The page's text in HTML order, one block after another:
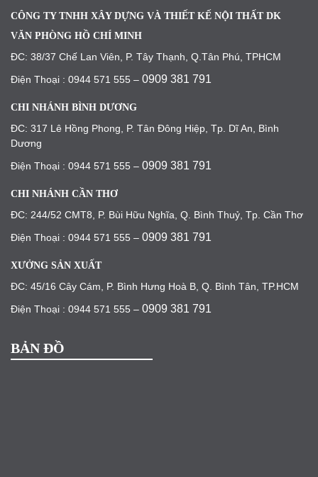
CÔNG TY TNHH XÂY DỰNG VÀ THIẾT KẾ NỘI THẤT DK
VĂN PHÒNG HỒ CHÍ MINH
ĐC: 38/37 Chế Lan Viên, P. Tây Thạnh, Q.Tân Phú, TPHCM
Điện Thoại : 0944 571 555 – 0909 381 791
CHI NHÁNH BÌNH DƯƠNG
ĐC: 317 Lê Hồng Phong, P. Tân Đông Hiệp, Tp. Dĩ An, Bình
Dương
Điện Thoại : 0944 571 555 – 0909 381 791
CHI NHÁNH CẦN THƠ
ĐC: 244/52 CMT8, P. Bùi Hữu Nghĩa, Q. Bình Thuỷ, Tp. Cần Thơ
Điện Thoại : 0944 571 555 – 0909 381 791
XƯỞNG SẢN XUẤT
ĐC: 45/16 Cây Cám, P. Bình Hưng Hoà B, Q. Bình Tân, TP.HCM
Điện Thoại : 0944 571 555 – 0909 381 791
BẢN ĐỒ